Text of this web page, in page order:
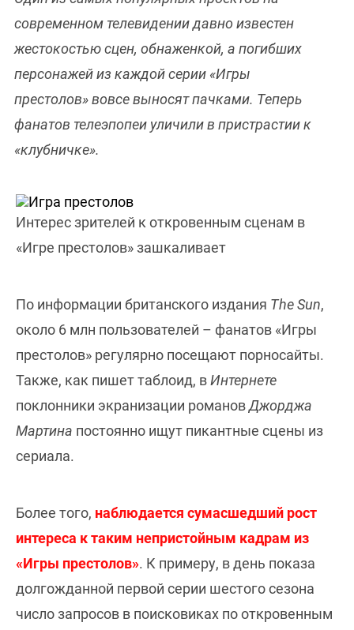
современном телевидении давно известен
жестокостью сцен, обнаженкой, а погибших
персонажей из каждой серии «Игры
престолов» вовсе выносят пачками. Теперь
фанатов телеэпопеи уличили в пристрастии к
«клубничке».
Интерес зрителей к откровенным сценам в
«Игре престолов» зашкаливает
По информации британского издания The Sun,
около 6 млн пользователей – фанатов «Игры
престолов» регулярно посещают порносайты.
Также, как пишет таблоид, вИнтернете
поклонники экранизации романовДжорджа
Мартина постоянно ищут пикантные сцены из
сериала.
Более того, наблюдается сумасшедший рост
интереса к таким непристойным кадрам из
«Игры престолов». К примеру, в день показа
долгожданной первой серии шестого сезона
число запросов в поисковиках по откровенным